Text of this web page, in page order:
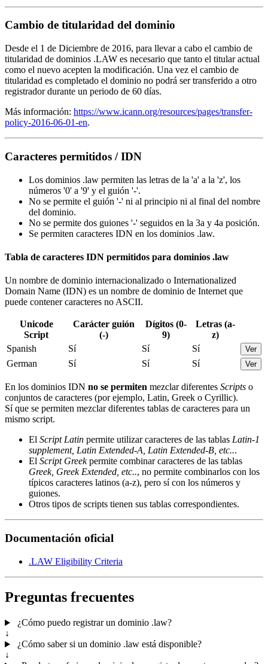
Cambio de titularidad del dominio
Desde el 1 de Diciembre de 2016, para llevar a cabo el cambio de
titularidad de dominios .LAW es necesario que tanto el titular actual
como el nuevo acepten la modificación. Una vez el cambio de
titularidad es completado el dominio no podrá ser transferido a otro
registrador durante un periodo de 60 días.
Más información: https://www.icann.org/resources/pages/transfer-
policy-2016-06-01-en.
Caracteres permitidos / IDN
Los dominios .law permiten las letras de la 'a' a la 'z', los
números '0' a '9' y el guión '-'.
No se permite el guión '-' ni al principio ni al final del nombre
del dominio.
No se permite dos guiones '-' seguidos en la 3a y 4a posición.
Se permiten caracteres IDN en los dominios .law.
Tabla de caracteres IDN permitidos para dominios .law
Un nombre de dominio internacionalizado o Internationalized
Domain Name (IDN) es un nombre de dominio de Internet que
puede contener caracteres no ASCII.
Unicode
Script
Carácter guión
(-)
Dígitos (0-
9)
Letras (a-
z)
Spanish
Sí Sí Sí Ver
German Sí Sí Sí Ver
En los dominios IDN no se permiten mezclar diferentes Scripts o
conjuntos de caracteres (por ejemplo, Latin, Greek o Cyrillic).
Sí que se permiten mezclar diferentes tablas de caracteres para un
mismo script.
El Script Latin permite utilizar caracteres de las tablas Latin-1
supplement, Latin Extended-A, Latin Extended-B, etc...
El Script Greekpermite combinar caracteres de las tablas
Greek, Greek Extended, etc.., no permite combinarlos con los
típicos caracteres latinos (a-z), pero sí con los números y
guiones.
Otros tipos de scripts tienen sus tablas correspondientes.
Documentación oficial
.LAW Eligibility Criteria
Preguntas frecuentes
¿Cómo puedo registrar un dominio .law?
↓
¿Cómo saber si un dominio .law está disponible?
↓